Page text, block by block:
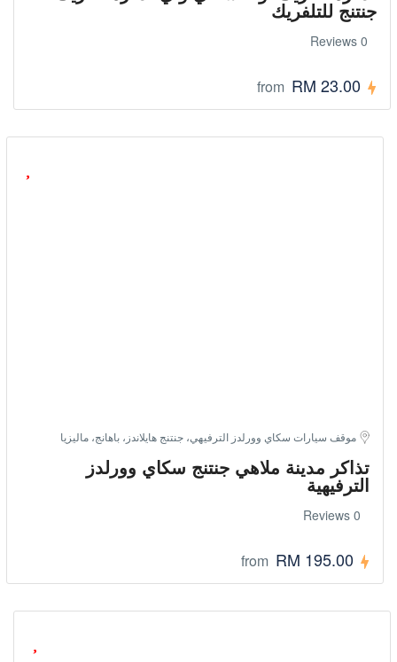
جنتنج للتلفريك
0 Reviews
from RM 23.00
موقف سيارات سكاي وورلدز الترفيهي، جنتنج هايلاندز، باهانج، ماليزيا
تذاكر مدينة ملاهي جنتنج سكاي وورلدز
الترفيهية
0 Reviews
from RM 195.00